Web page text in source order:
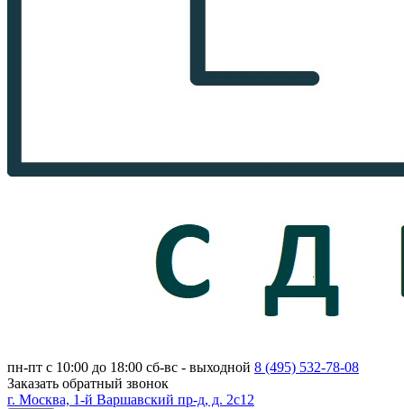
пн-пт с 10:00 до 18:00 сб-вс - выходной 8 (495) 532-78-08
Заказать обратный звонок
г. Москва, 1-й Варшавский пр-д, д. 2с12